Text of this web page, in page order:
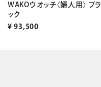
WAKOウオッチ〈婦人用〉 ブラ
ック
¥ 93,500